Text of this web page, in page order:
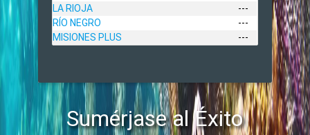
LA RIOJA
---
RÍO NEGRO
---
MISIONES PLUS
---
Sumérjase al Éxito